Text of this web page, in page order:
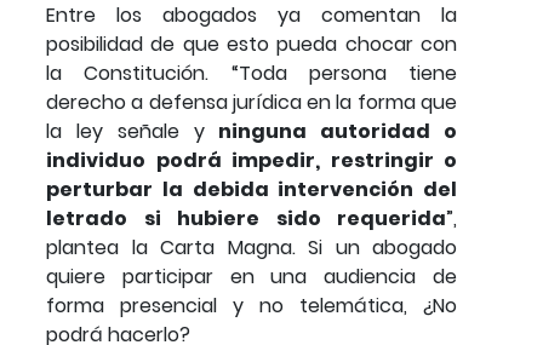
Entre los abogados ya comentan la
posibilidad de que esto pueda chocar con
la Constitución. “Toda persona tiene
derecho a defensa jurídica en la forma que
la ley señale y ninguna autoridad o
individuo podrá impedir, restringir o
perturbar la debida intervención del
letrado si hubiere sido requerida”,
plantea la Carta Magna. Si un abogado
quiere participar en una audiencia de
forma presencial y no telemática, ¿No
podrá hacerlo?